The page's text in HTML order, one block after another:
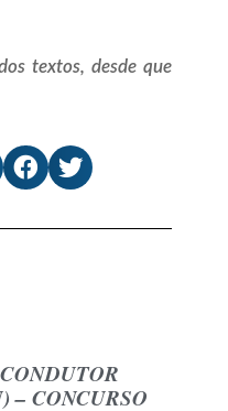
textos, desde que
– CONCURSO